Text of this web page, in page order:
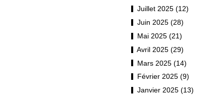
Juillet 2025 (12)
Juin 2025 (28)
Mai 2025 (21)
Avril 2025 (29)
Mars 2025 (14)
Février 2025 (9)
Janvier 2025 (13)